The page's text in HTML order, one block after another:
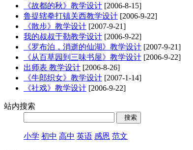
《故都的秋》教学设计 [2006-8-15]
鲁提辖拳打镇关西教学设计 [2006-9-22]
《散步》教学设计 [2007-9-21]
我的叔叔于勒教学设计 [2006-9-22]
《罗布泊，消逝的仙湖》教学设计 [2007-9-21]
《从百草园到三味书屋》教学设计 [2006-9-22]
出师表 教学设计 [2006-8-26]
《牛郎织女》教学设计 [2007-1-14]
《社戏》教学设计 [2006-9-22]
站内搜索
小学 初中 高中 英语 感恩 范文